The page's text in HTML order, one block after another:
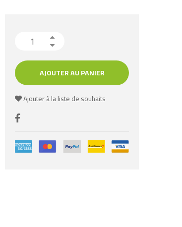
AJOUTER AU PANIER
Ajouter à la liste de souhaits